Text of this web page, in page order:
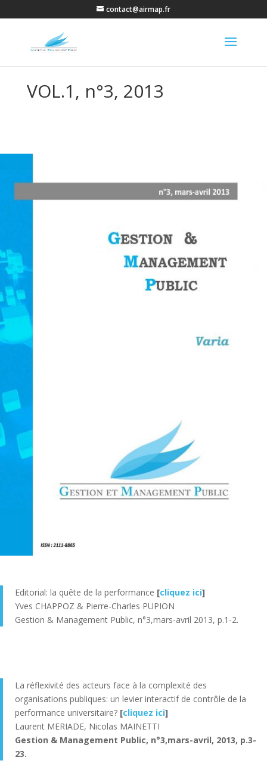
contact@airmap.fr
VOL.1, n°3, 2013
Editorial: la quête de la performance [cliquez ici]
Yves CHAPPOZ & Pierre-Charles PUPION
Gestion & Management Public, n°3,mars-avril 2013, p.1-2.
La réflexivité des acteurs face à la complexité des
organisations publiques: un levier interactif de contrôle de la
performance universitaire? [cliquez ici]
Laurent MERIADE, Nicolas MAINETTI
Gestion & Management Public, n°3,mars-avril, 2013, p.3-
23.